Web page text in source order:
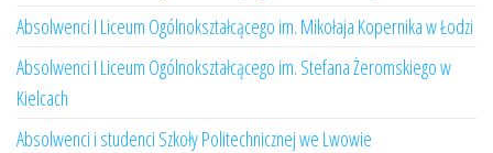
Absolwenci I Liceum Ogólnokształcącego im. Mikołaja Kopernika w Łodzi
Absolwenci I Liceum Ogólnokształcącego im. Stefana Żeromskiego w
Kielcach
Absolwenci i studenci Szkoły Politechnicznej we Lwowie